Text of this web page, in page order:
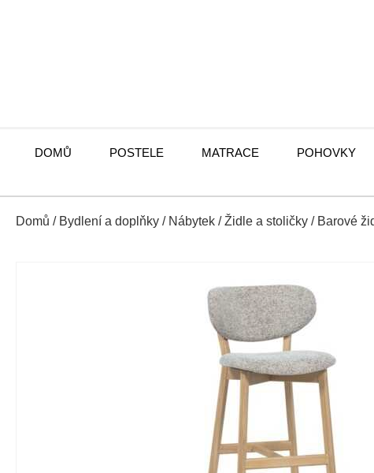
DOMŮ POSTELE MATRACE POHOVKY
Domů / Bydlení a doplňky / Nábytek /Židle a stoličky / Barové